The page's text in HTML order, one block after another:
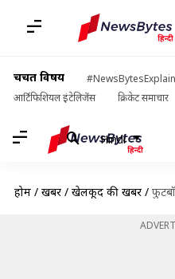
चर्चित विषय
आर्टिफिशियल इंटेलिजेंस
क्रिकेट समाचार
Hindi
होम / खबरें / खेलकूद की खबरें / फुटबॉल